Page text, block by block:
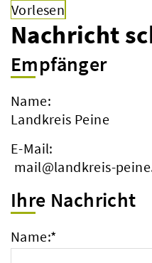
Vorlesen
Nachricht
Empfänger
Name:
Landkreis Peine
E-Mail:
mail@landkreis-
Ihre Nachricht
Name:*